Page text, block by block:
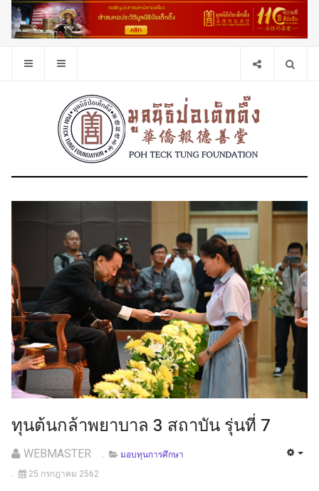
ทุนต้นกล้าพยาบาล 3 สถาบัน รุ่นที่ 7
WEBMASTER
มอบทุนการศึกษา
25 กรกฎาคม 2562